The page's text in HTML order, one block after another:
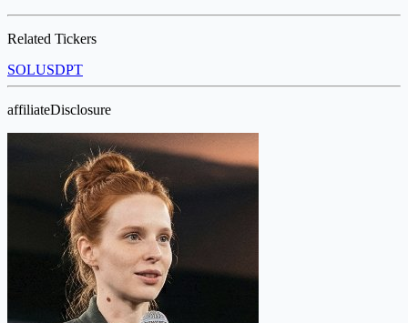
Related Tickers
SOLUSDPT
affiliateDisclosure